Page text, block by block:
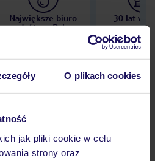
O plikach cookies
jak pliki cookie w celu
strony oraz
Największe biuro
podróży w Polsce
30 lat w